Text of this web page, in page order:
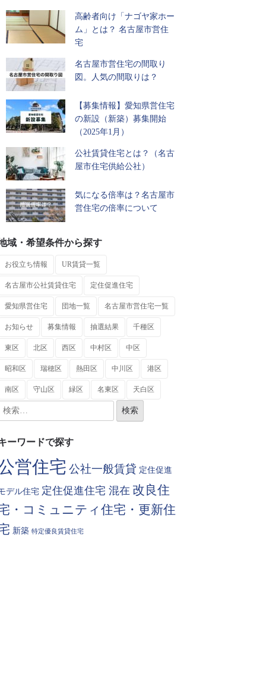
高齢者向け「ナゴヤ家ホー
ム」とは？ 名古屋市営住
宅
名古屋市営住宅の間取り
図。人気の間取りは？
【募集情報】愛知県営住宅
の新設（新築）募集開始
（2025年1月）
公社賃貸住宅とは？（名古
屋市住宅供給公社）
気になる倍率は？名古屋市
営住宅の倍率について
域・希望条件から探す
お役立ち情報 UR賃貸一覧
名古屋市公社賃貸住宅 定住促進住宅
愛知県営住宅 団地一覧 名古屋市営住宅一覧
お知らせ 募集情報 抽選結果 千種区
東区 北区 西区 中村区 中区
昭和区 瑞穂区 熱田区 中川区 港区
南区 守山区 緑区 名東区 天白区
ーワードで探す
営住宅 公社一般賃貸 定住促進
デル住宅 定住促進住宅 混在 改良住
・コミュニティ住宅・更新住
新築 特定優良賃貸住宅